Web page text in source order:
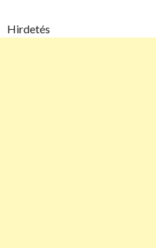
Hirdetés